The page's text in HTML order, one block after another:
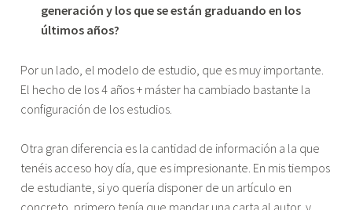
generación y los que se están graduando en los
últimos años?
Por un lado, el modelo de estudio, que es muy importante.
El hecho de los 4 años + máster ha cambiado bastante la
configuración de los estudios.
Otra gran diferencia es la cantidad de información a la que
tenéis acceso hoy día, que es impresionante. En mis tiempos
de estudiante, si yo quería disponer de un artículo en